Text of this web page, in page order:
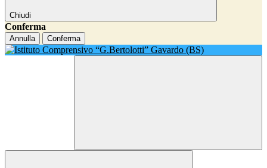
Chiudi
Conferma
Annulla Conferma